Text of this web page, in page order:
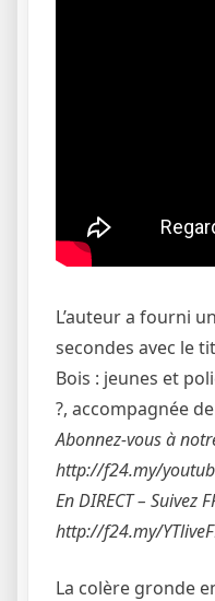
L’auteur a fourni
secondes avec le
Bois : jeunes et
?, accompagnée
Abonnez-vous à
http://f24.my/
En DIRECT – Suivez
http://f24.my/
La colère gronde